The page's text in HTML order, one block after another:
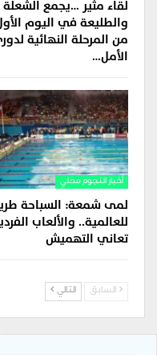
لقاء مثير …يجمع الشعلة
والطليعة في اليوم الأول
من المرحلة النهائية
الأمل…
أخبار النجوم محلي
لمى شمعة: السباحة
للعالمية.. والألعاب
تعاني التهميش
السابق التالي